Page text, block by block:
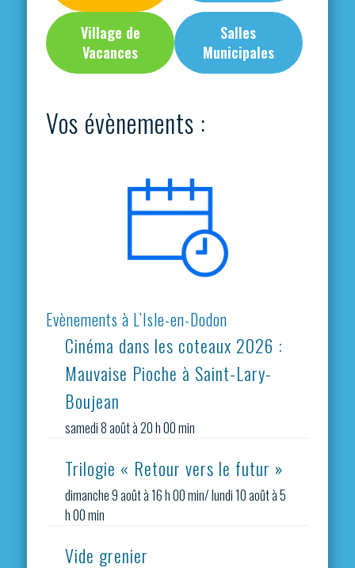
Village de
Vacances
Salles
Municipales
Vos évènements :
Evènements à L’Isle-en-Dodon
Cinéma dans les coteaux 2026 :
Mauvaise Pioche à Saint-Lary-
Boujean
samedi 8 août à 20 h 00 min
Trilogie « Retour vers le futur »
dimanche 9 août à 16 h 00 min/lundi 10 août à 5
h 00 min
Vide grenier